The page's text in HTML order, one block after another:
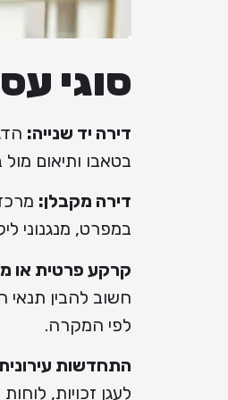
סוגי
דירה יד שנייה:
בטאבו ותיאום
דירה מקבלן:
במפרט, מנגנוני
קרקע פרטית או
חשוב להבין תנאי
לפי המקרה.
התחדשות
לעגן זכויות,